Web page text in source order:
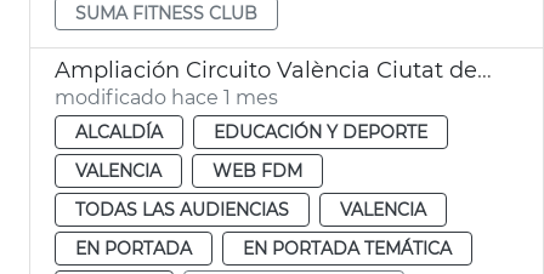
SUMA FITNESS CLUB
Ampliación Circuito València Ciutat del Running
modificado hace 1 mes
ALCALDÍA
EDUCACIÓN Y DEPORTE
VALENCIA
WEB FDM
TODAS LAS AUDIENCIAS
VALENCIA
EN PORTADA
EN PORTADA TEMÁTICA